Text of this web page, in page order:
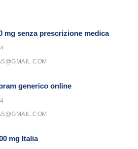
mg senza prescrizione medica
generico online
mg Italia